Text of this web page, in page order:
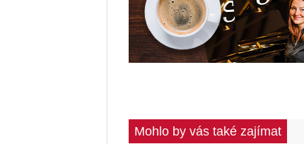
Mohlo by vás také zajímat